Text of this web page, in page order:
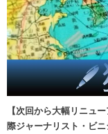
【次回から大幅リニュ
際ジャーナリスト・ビ